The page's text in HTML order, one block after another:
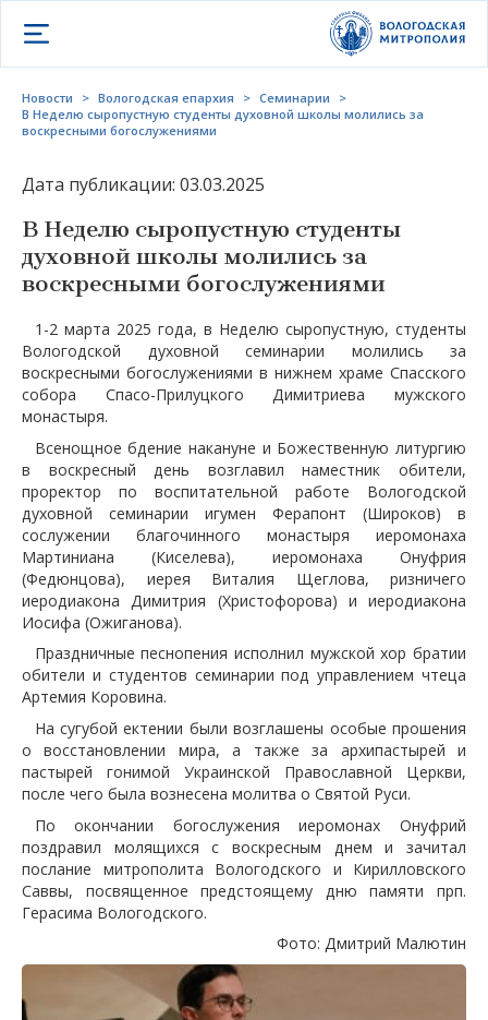
Открыть меню
Новости > Вологодская епархия > Семинарии
>
В Неделю сыропустную студенты духовной школы молились за
воскресными богослужениями
Дата публикации: 03.03.2025
В Неделю сыропустную студенты
духовной школы молились за
воскресными богослужениями
1-2 марта 2025 года, в Неделю сыропустную, студенты
Вологодской духовной семинарии молились за
воскресными богослужениями в нижнем храме Спасского
собора Спасо-Прилуцкого Димитриева мужского
монастыря.
Всенощное бдение накануне и Божественную литургию
в воскресный день возглавил наместник обители,
проректор по воспитательной работе Вологодской
духовной семинарии игумен Ферапонт (Широков) в
сослужении благочинного монастыря иеромонаха
Мартиниана (Киселева), иеромонаха Онуфрия
(Федюнцова), иерея Виталия Щеглова, ризничего
иеродиакона Димитрия (Христофорова) и иеродиакона
Иосифа (Ожиганова).
Праздничные песнопения исполнил мужской хор братии
обители и студентов семинарии под управлением чтеца
Артемия Коровина.
На сугубой ектении были возглашены особые прошения
о восстановлении мира, а также за архипастырей и
пастырей гонимой Украинской Православной Церкви,
после чего была вознесена молитва о Святой Руси.
По окончании богослужения иеромонах Онуфрий
поздравил молящихся с воскресным днем и зачитал
послание митрополита Вологодского и Кирилловского
Саввы, посвященное предстоящему дню памяти прп.
Герасима Вологодского.
Фото: Дмитрий Малютин